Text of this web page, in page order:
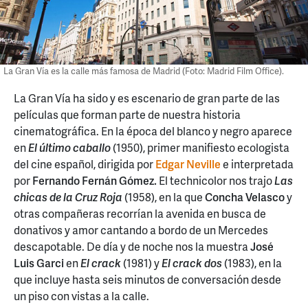
La Gran Vía es la calle más famosa de Madrid (Foto: Madrid Film Office).
La Gran Vía ha sido y es escenario de gran parte de las
películas que forman parte de nuestra historia
cinematográfica. En la época del blanco y negro aparece
enEl último caballo(1950), primer manifiesto ecologista
del cine español, dirigida porEdgar Nevillee interpretada
porFernando Fernán Gómez. El technicolor nos trajoLas
chicas de la Cruz Roja (1958), en la queConcha Velascoy
otras compañeras recorrían la avenida en busca de
donativos y amor cantando a bordo de un Mercedes
descapotable. De día y de noche nos la muestraJosé
Luis GarcienEl crack(1981) yEl crack dos(1983), en la
que incluye hasta seis minutos de conversación desde
un piso con vistas a la calle.